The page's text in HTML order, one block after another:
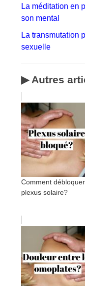
La méditation en
son mental
La transmutation
sexuelle
▶ Autres
Comment
plexus solaire?